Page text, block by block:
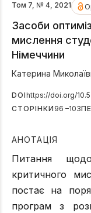
Том 7, № 4, 2021
Засоби
мислення
Німеччини
Катерина
DOIhttps://doi.org/
СТОРІНКИ 96 –103
АНОТАЦІЯ
Питання
критичного
постає на
програм з